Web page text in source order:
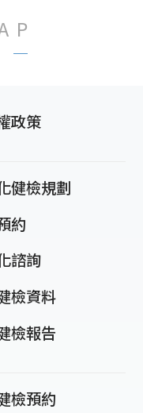
政策
健檢規劃
約
諮詢
檢資料
檢報告
檢預約